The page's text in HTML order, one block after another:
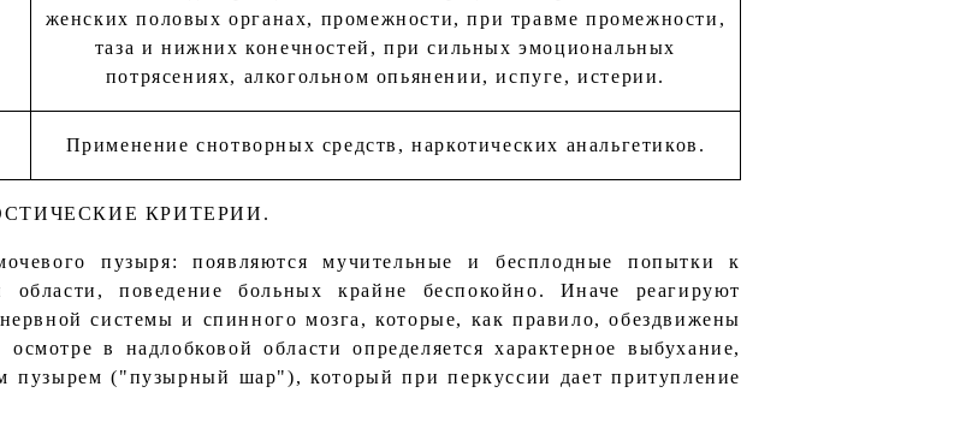
женских половых органах, промежности, при травме промежности,
таза и нижних конечностей, при сильных эмоциональных
потрясениях, алкогольном опьянении, испуге, истерии.
Применение снотворных средств, наркотических анальгетиков.
КРИТЕРИИ.
пузыря: появляются мучительные и бесплодные попытки к
поведение больных крайне беспокойно. Иначе реагируют
системы и спинного мозга, которые, как правило, обездвижены
в надлобковой области определяется характерное выбухание,
пузырем ("пузырный шар"), который при перкуссии дает притупление